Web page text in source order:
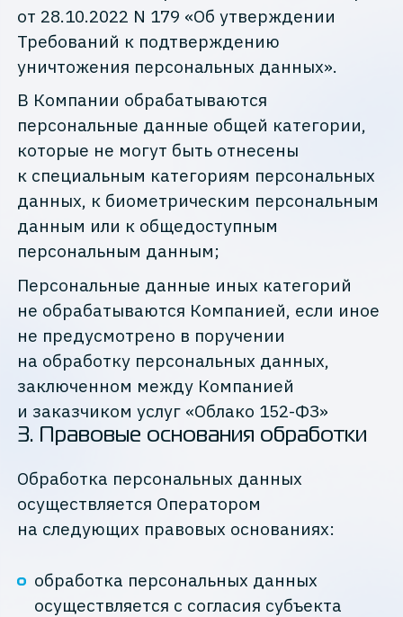
от 28.10.2022 N 179 «Об утверждении
Требований к подтверждению
уничтожения персональных данных».
В Компании обрабатываются
персональные данные общей категории,
которые не могут быть отнесены
к специальным категориям персональных
данных, к биометрическим персональным
данным или к общедоступным
персональным данным;
Персональные данные иных категорий
не обрабатываются Компанией, если иное
не предусмотрено в поручении
на обработку персональных данных,
заключенном между Компанией
и заказчиком услуг «Облако 152-ФЗ»
3. Правовые основания обработки
Обработка персональных данных
осуществляется Оператором
на следующих правовых основаниях:
обработка персональных данных
осуществляется с согласия субъекта